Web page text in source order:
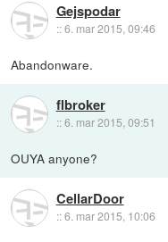
Gejspodar
::6. mar 2015, 09:46
Abandonware.
flbroker
::6. mar 2015, 09:51
OUYA anyone?
CellarDoor
::6. mar 2015, 10:06